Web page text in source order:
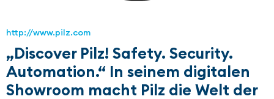
http://www.pilz.com
„Discover Pilz! Safety. Security.
Automation.“ In seinem digitalen
Showroom macht Pilz die Welt der